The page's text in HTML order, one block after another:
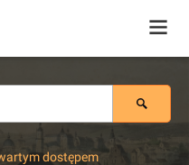
dostępem